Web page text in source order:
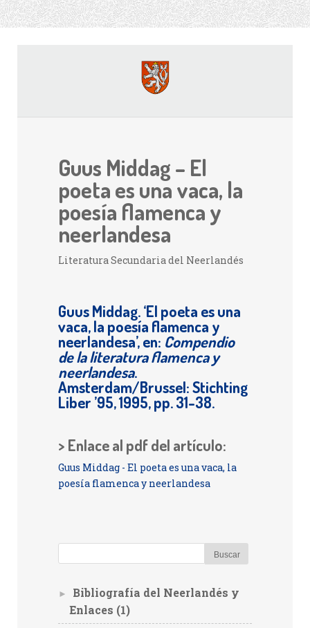
Guus Middag – El
poeta es una vaca, la
poesía flamenca y
neerlandesa
Literatura Secundaria del Neerlandés
Guus Middag. ‘El poeta es una
vaca, la poesía flamenca y
neerlandesa’, en: Compendio
de la literatura flamenca y
neerlandesa.
Amsterdam/Brussel: Stichting
Liber ’95, 1995, pp. 31-38.
> Enlace al pdf del artículo:
Guus Middag - El poeta es una vaca, la
poesía flamenca y neerlandesa
►
Bibliografía del Neerlandés y
Enlaces (1)